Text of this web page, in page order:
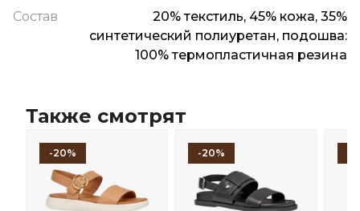
Состав
20% текстиль, 45% кожа, 35%
синтетический полиуретан, подошва:
100% термопластичная резина
Также смотрят
-20% -20%